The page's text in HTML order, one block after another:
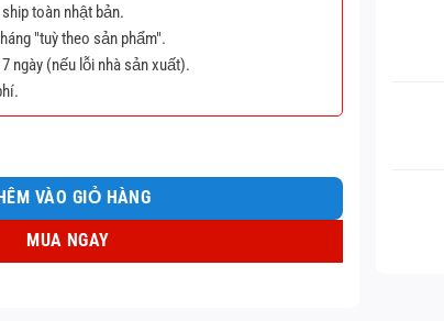
toàn nhật bản.
"tuỳ theo sản phẩm".
ngày (nếu lỗi nhà sản xuất).
VÀO GIỎ HÀNG
MUA NGAY